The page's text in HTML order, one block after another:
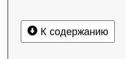
К содержанию